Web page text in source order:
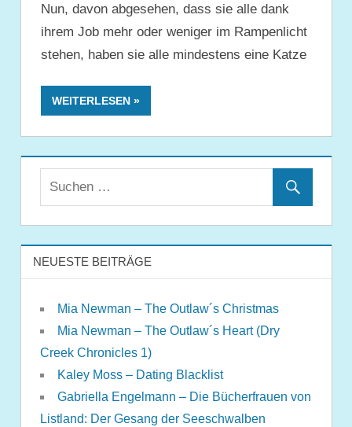
Nun, davon abgesehen, dass sie alle dank
ihrem Job mehr oder weniger im Rampenlicht
stehen, haben sie alle mindestens eine Katze
WEITERLESEN
NEUESTE BEITRÄGE
Mia Newman – The Outlaw´s Christmas
Mia Newman – The Outlaw´s Heart (Dry
Creek Chronicles 1)
Kaley Moss – Dating Blacklist
Gabriella Engelmann – Die Bücherfrauen von
Listland: Der Gesang der Seeschwalben